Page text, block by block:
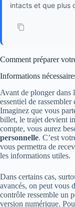
intacts et que plus
Comment préparer
Informations
Avant de plonger dans
essentiel de rassembler
Imaginez que vous
billet, le trajet devient
compte, vous aurez
personnelle. C’est
vous permettra de
les informations utiles.
Dans certains cas,
avancés, on peut vous
contrôle ressemble un
version numérique.